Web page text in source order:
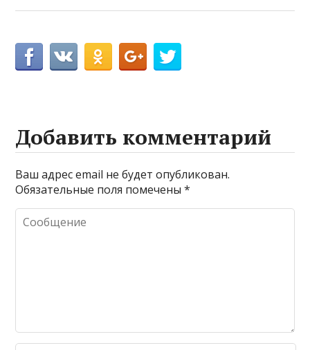
Добавить комментарий
Ваш адрес email не будет опубликован.
Обязательные поля помечены*